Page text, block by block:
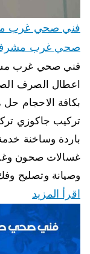
صحي غرب
فني صحي غرب
اعطال الصرف
بكافة الاحجام
تركيب جاكوزي
باردة وساخنة
غسالات صحون
وصيانة وتصليح
اقرأ المزيد